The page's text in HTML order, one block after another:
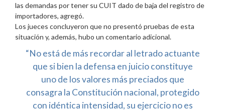
las demandas por tener su CUIT dado de baja del registro de
importadores, agregó.
Los jueces concluyeron que no presentó pruebas de esta
situación y, además, hubo un comentario adicional.
“No está de más recordar al letrado actuante
que si bien la defensa en juicio constituye
uno de los valores más preciados que
consagra la Constitución nacional, protegido
con idéntica intensidad, su ejercicio no es